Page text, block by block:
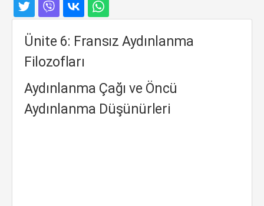
Ünite 6: Fransız Aydınlanma
Filozofları
Aydınlanma Çağı ve Öncü
Aydınlanma Düşünürleri